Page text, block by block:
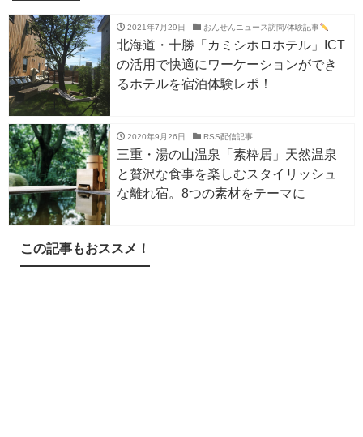
2021年7月29日 おんせんニュース訪問/体験記事
北海道・十勝「カミシホロホテル」ICT
の活用で快適にワーケーションができ
るホテルを宿泊体験レポ！
2020年9月26日 RSS配信記事
三重・湯の山温泉「素粋居」天然温泉
と贅沢な食事を楽しむスタイリッシュ
な離れ宿。8つの素材をテーマに
この記事もおススメ！